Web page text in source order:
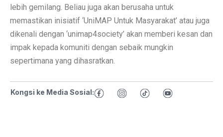
lebih gemilang. Beliau juga akan berusaha untuk
memastikan inisiatif ‘UniMAP Untuk Masyarakat’ atau juga
dikenali dengan ‘unimap4society’ akan memberi kesan dan
impak kepada komuniti dengan sebaik mungkin
sepertimana yang dihasratkan.
Kongsi ke Media Sosial: